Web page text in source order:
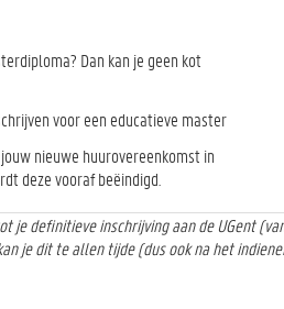
Dan kan je geen kot
voor een educatieve master
nieuwe huurovereenkomst in
deze vooraf beëindigd.
je definitieve inschrijving aan de UGent
je dit te allen tijde (dus ook na het